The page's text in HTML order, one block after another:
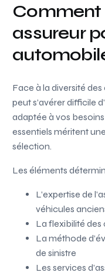
Comment
assureur
Face à la diversité
peut s’avérer difficile
adaptée à vos
essentiels méritent
sélection.
Les éléments
L’expertise de
véhicules
La flexibilité des
La méthode
de sinistre
Les services